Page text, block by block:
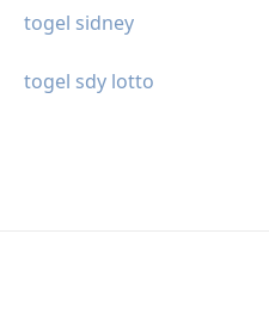
togel sidney
togel sdy lotto